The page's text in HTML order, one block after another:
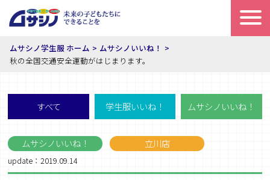
ムサシノ学生服 ホーム
ムサシノいいね！
秋の全国交通安全運動がはじまります。
すべて 学生服いいね！ ムサシノいいね！
ムサシノいいね！ 立川店
update：2019.09.14